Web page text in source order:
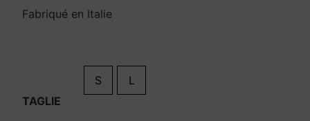
Fabriqué en Italie
TAGLIE
S L